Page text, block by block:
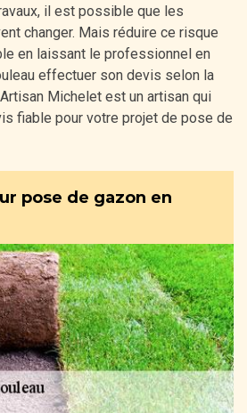
il est possible que les
changer. Mais réduire ce risque
en laissant le professionnel en
effectuer son devis selon la
Michelet est un artisan qui
fiable pour votre projet de pose de
pose de gazon en